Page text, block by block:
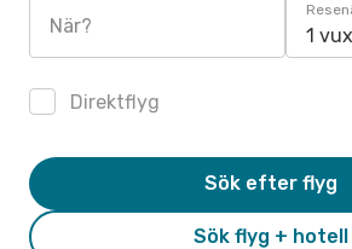
När? 1
Direktflyg
Sök flyg + hotell
Sök efter flyg